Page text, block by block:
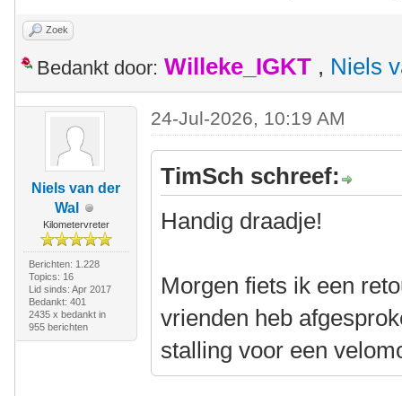
Zoek
Bedankt door: Willeke_IGKT , Niels
Niels van der
Wal
Kilometervreter
Berichten: 1.228
Topics: 16
Lid sinds: Apr 2017
Bedankt: 401
2435 x bedankt in
955 berichten
24-Jul-2026, 10:19 AM
TimSch schreef:
Handig draadje!
Morgen fiets ik een
vrienden heb
stalling voor een